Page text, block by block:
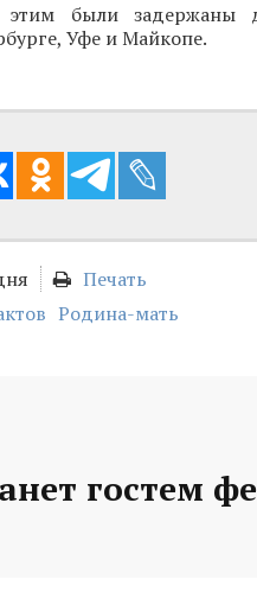
этим были задержаны
Уфе и Майкопе.
Печать
Родина-мать
гостем